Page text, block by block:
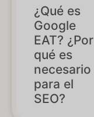
¿Qué es
Google
EAT? ¿Por
qué es
necesario
para el
SEO?